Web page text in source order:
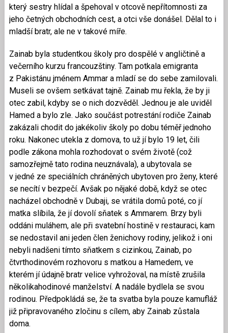
který sestry hlídal a špehoval v otcově nepřítomnosti za
jeho četných obchodních cest, a otci vše donášel. Dělal to i
mladší bratr, ale ne v takové míře.
Zainab byla studentkou školy pro dospělé v angličtině a
večerního kurzu francouzštiny. Tam potkala emigranta
z Pakistánu jménem Ammar a mladí se do sebe zamilovali.
Museli se ovšem setkávat tajně. Zainab mu řekla, že by ji
otec zabil, kdyby se o nich dozvěděl. Jednou je ale uviděl
Hamed a bylo zle. Jako součást potrestání rodiče Zainab
zakázali chodit do jakékoliv školy po dobu téměř jednoho
roku. Nakonec utekla z domova, to už jí bylo 19 let, čili
podle zákona mohla rozhodovat o svém životě (což
samozřejmě tato rodina neuznávala), a ubytovala se
v jedné ze speciálních chráněných ubytoven pro ženy, které
se necítí v bezpečí. Avšak po nějaké době, když se otec
nacházel obchodně v Dubaji, se vrátila domů poté, co jí
matka slíbila, že jí dovolí sňatek s Ammarem. Brzy byli
oddáni muláhem, ale při svatební hostině v restauraci, kam
se nedostavil ani jeden člen ženichovy rodiny, jelikož i oni
nebyli nadšeni tímto sňatkem s cizinkou, Zainab, po
čtvrthodinovém rozhovoru s matkou a Hamedem, ve
kterém jí údajně bratr velice vyhrožoval, na místě zrušila
několikahodinové manželství. A nadále bydlela se svou
rodinou. Předpokládá se, že ta svatba byla pouze kamufláž
již připravovaného zločinu s cílem, aby Zainab zůstala
doma.